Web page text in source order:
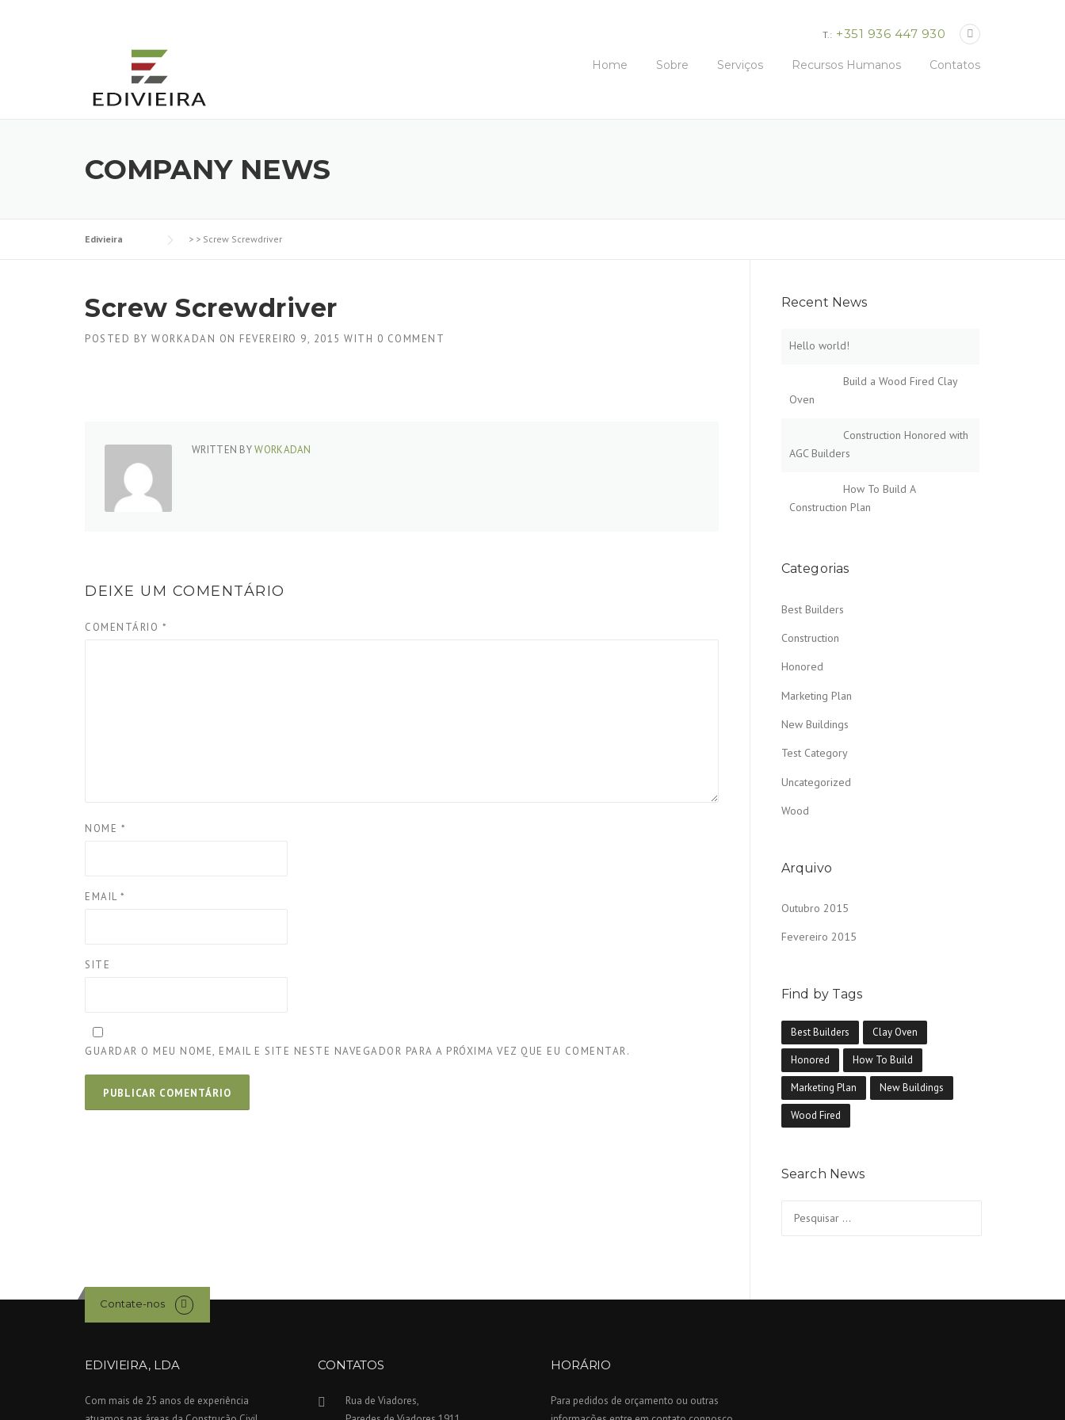
T.: +351 936 447 930
Home Sobre Serviços Recursos Humanos Contatos
COMPANY NEWS
Edivieira > > Screw Screwdriver
Screw Screwdriver
POSTED BY WORKADAN ON FEVEREIRO 9, 2015 WITH 0 COMMENT
WRITTEN BYWORKADAN
DEIXE UM COMENTÁRIO
COMENTÁRIO *
NOME *
EMAIL *
SITE
GUARDAR O MEU NOME, EMAIL E SITE NESTE NAVEGADOR PARA A PRÓXIMA VEZ QUE EU COMENTAR.
Recent News
Hello world!
Build a Wood Fired Clay
Oven
Construction Honored with
AGC Builders
How To Build A
Construction Plan
Categorias
Best Builders
Construction
Honored
Marketing Plan
New Buildings
Test Category
Uncategorized
Wood
Arquivo
Outubro 2015
Fevereiro 2015
Find by Tags
Best Builders Clay Oven
Honored How To Build
Marketing Plan New Buildings
Wood Fired
Search News
por:
Contate-nos
EDIVIEIRA, LDA
Com mais de 25 anos de experiência
CONTATOS
Rua de Viadores,
HORÁRIO
Para pedidos de orçamento ou outras